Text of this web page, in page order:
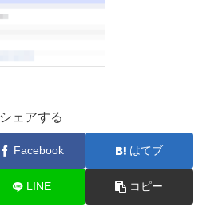
シェアする
Facebook はてブ
LINE コピー